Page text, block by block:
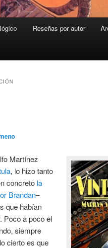
Reseñas por autor
Martínez
, lo hizo tanto
concreto la
Brandan–
que habían
Poco a poco el
siempre
cierto es que